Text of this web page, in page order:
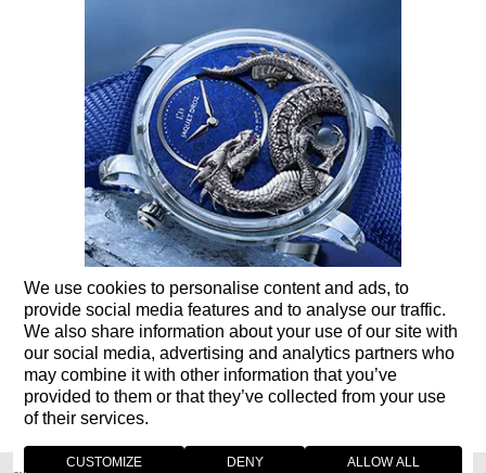
We use cookies to personalise content and ads, to
provide social media features and to analyse our traffic.
We also share information about your use of our site with
our social media, advertising and analytics partners who
may combine it with other information that you’ve
provided to them or that they’ve collected from your use
of their services.
CUSTOMIZE DENY ALLOW ALL
05 7 月 2023
蓝宝石水晶云起龙骧自动玩偶-天青石 (DRAGON AUTOMATON